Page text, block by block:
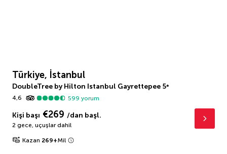
Türkiye, İstanbul
DoubleTree by Hilton Istanbul Gayrettepee 5*
4,6
599 yorum
Kişi başı €269 /dan başl.
2 gece, uçuşlar dahil
Kazan 269+Mil